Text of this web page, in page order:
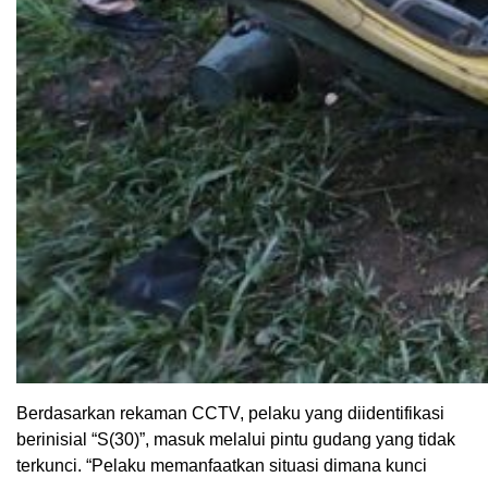
Berdasarkan rekaman CCTV, pelaku yang diidentifikasi
berinisial “S(30)”, masuk melalui pintu gudang yang tidak
terkunci. “Pelaku memanfaatkan situasi dimana kunci